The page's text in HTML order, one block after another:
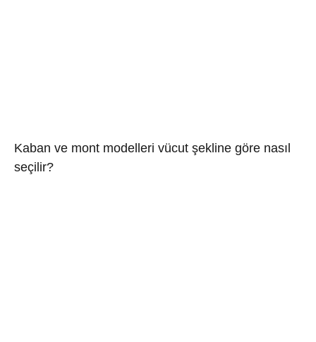
Kaban ve mont modelleri vücut şekline göre nasıl
seçilir?